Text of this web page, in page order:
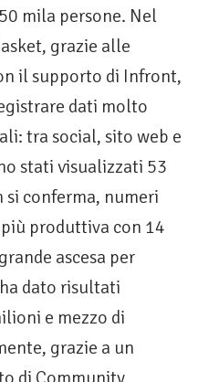
mila persone. Nel
grazie alle
il supporto di Infront,
dati molto
tra social, sito web e
stati visualizzati 53
conferma, numeri
produttiva con 14
ascesa per
dato risultati
e mezzo di
grazie a un